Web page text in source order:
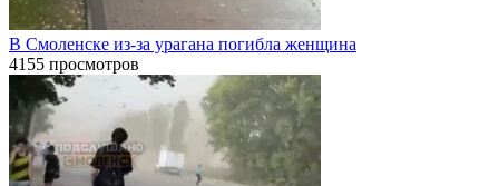
В Смоленске из-за урагана погибла женщина
4155 просмотров